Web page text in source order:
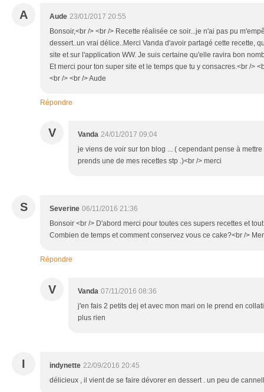
A Aude 23/01/2017 20:55
Bonsoir,<br /> <br /> Recette réalisée ce soir...je n'ai pas pu
dessert..un vrai délice..Merci Vanda d'avoir partagé cette recette,
site et sur l'application WW. Je suis certaine qu'elle ravira bon
Et merci pour ton super site et le temps que tu y consacres.<br />
<br /> <br /> Aude
Répondre
V Vanda 24/01/2017 09:04
je viens de voir sur ton blog ... ( cependant pense à
prends une de mes recettes stp .)<br /> merci
S Severine 06/11/2016 21:36
Bonsoir <br /> D'abord merci pour toutes ces supers recettes et
Combien de temps et comment conservez vous ce cake?<br />
Répondre
V Vanda 07/11/2016 08:36
j'en fais 2 petits dej et avec mon mari on le prend en
plus rien
I indynette 22/09/2016 20:45
délicieux , il vient de se faire dévorer en dessert . un peu de